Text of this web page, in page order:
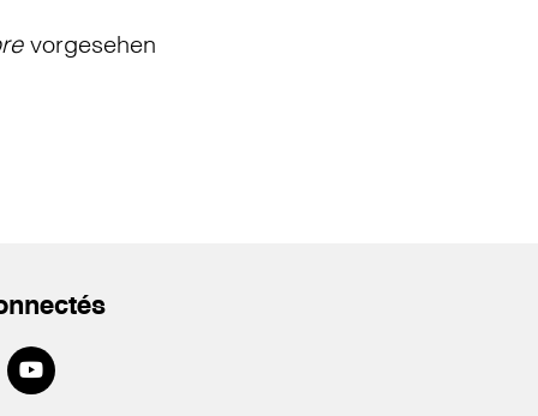
vorgesehen